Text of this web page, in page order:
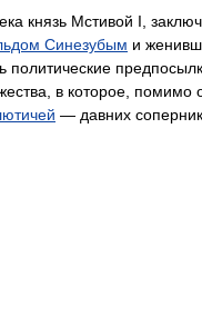
князь Мстивой I,
Синезубым и
политические
в которое, помимо
— давних